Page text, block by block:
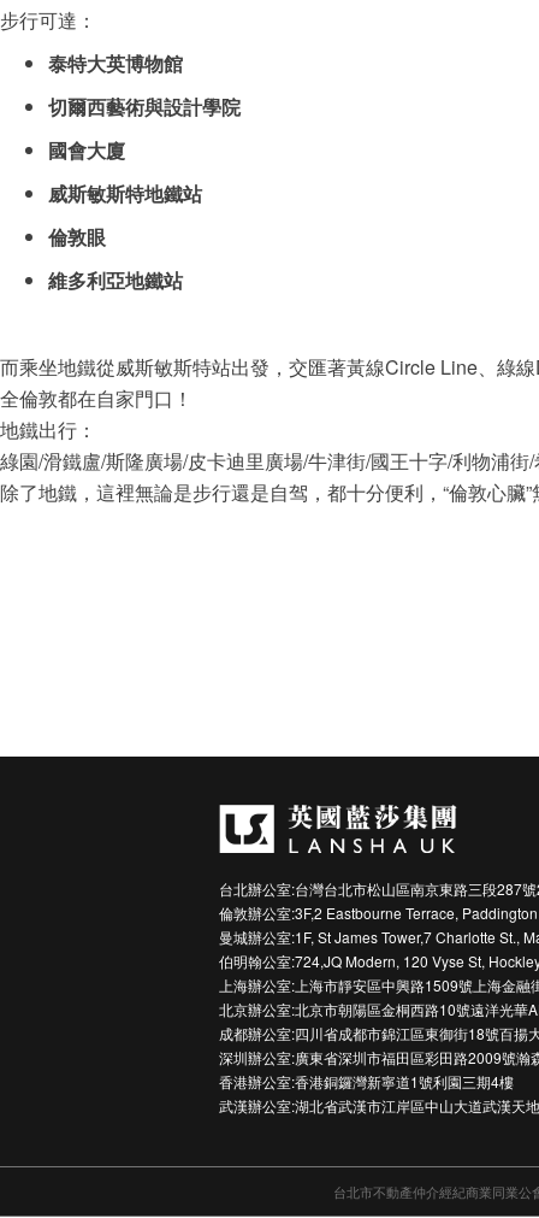
步行可達：
泰特大英博物館
切爾西藝術與設計學院
國會大廈
威斯敏斯特地鐵站
倫敦眼
維多利亞地鐵站
而乘坐地鐵從威斯敏斯特站出發，交匯著黃線Circle Line、綠
全倫敦都在自家門口！
地鐵出行：
綠園/滑鐵盧/斯隆廣場/皮卡迪里廣場/牛津街/國王十字/利物浦街
除了地鐵，這裡無論是步行還是自驾，都十分便利，“倫敦心臟”
台北辦公室:台灣台北市松山區南京東路三段287
倫敦辦公室:3F,2 Eastbourne Terrace,
曼城辦公室:1F, St James Tower,7 Charlotte St.,
伯明翰公室:724,JQ Modern, 120 Vyse St,
上海辦公室:上海市靜安區中興路1509號上海金融
北京辦公室:北京市朝陽區金桐西路10號遠洋光華
成都辦公室:四川省成都市錦江區東御街18號百揚
深圳辦公室:廣東省深圳市福田區彩田路2009號瀚
香港辦公室:香港銅鑼灣新寧道1號利園三期4樓
武漢辦公室:湖北省武漢市江岸區中山大道武漢天
台北市不動產仲介經紀商業同業公